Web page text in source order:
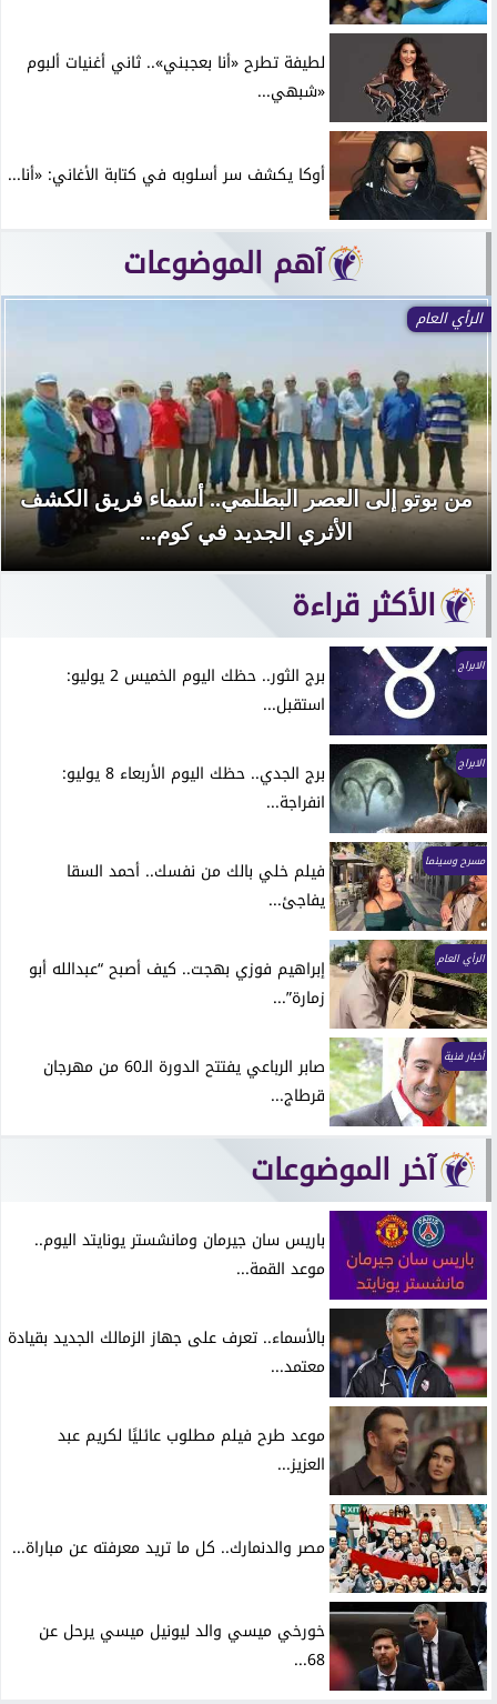
لطيفة تطرح «أنا بعجبني».. ثاني أغنيات ألبوم
«شبهي...
أوكا يكشف سر أسلوبه في كتابة الأغاني: «أنا...
آهم الموضوعات
الرأي العام
من بوتو إلى العصر البطلمي.. أسماء فريق الكشف
الأثري الجديد في كوم...
الأكثر قراءة
الابراج
برج الثور.. حظك اليوم الخميس 2 يوليو:
استقبل...
الابراج
برج الجدي.. حظك اليوم الأربعاء 8 يوليو:
انفراجة...
مسرح وسينما
فيلم خلي بالك من نفسك.. أحمد السقا
يفاجئ...
الرأي العام
إبراهيم فوزي بهجت.. كيف أصبح “عبدالله أبو
زمارة”...
أخبار فنية
صابر الرباعي يفتتح الدورة الـ60 من مهرجان
قرطاج...
آخر الموضوعات
باريس سان جيرمان ومانشستر يونايتد اليوم..
موعد القمة...
بالأسماء.. تعرف على جهاز الزمالك الجديد بقيادة
معتمد...
موعد طرح فيلم مطلوب عائليًا لكريم عبد
العزيز...
مصر والدنمارك.. كل ما تريد معرفته عن مباراة...
خورخي ميسي والد ليونيل ميسي يرحل عن
68...